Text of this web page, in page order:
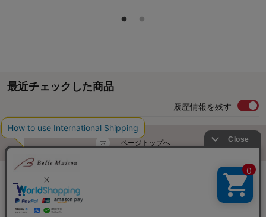
最近チェックした商品
履歴情報を残す
ページトップへ
ご利用ガイド・お知らせ
サイトマップ